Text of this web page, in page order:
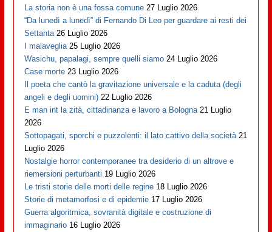
La storia non è una fossa comune 27 Luglio 2026
“Da lunedì a lunedì” di Fernando Di Leo per guardare ai resti dei
Settanta 26 Luglio 2026
I malaveglia 25 Luglio 2026
Wasichu, papalagi, sempre quelli siamo 24 Luglio 2026
Case morte 23 Luglio 2026
Il poeta che cantò la gravitazione universale e la caduta (degli
angeli e degli uomini) 22 Luglio 2026
E man int la zità, cittadinanza e lavoro a Bologna 21 Luglio
2026
Sottopagati, sporchi e puzzolenti: il lato cattivo della società 21
Luglio 2026
Nostalgie horror contemporanee tra desiderio di un altrove e
riemersioni perturbanti 19 Luglio 2026
Le tristi storie delle morti delle regine 18 Luglio 2026
Storie di metamorfosi e di epidemie 17 Luglio 2026
Guerra algoritmica, sovranità digitale e costruzione di
immaginario 16 Luglio 2026